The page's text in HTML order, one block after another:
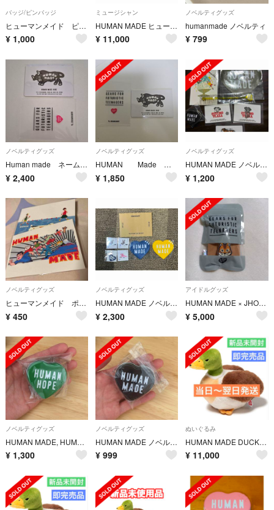
バッジ/ピンバッジ
ヒューマンメイド ピンバッジ
¥ 1,000
ミュージシャン
HUMAN MADE ヒューマンメード キャンバス ショルダーバッグ 赤 正規品
¥ 11,000
ノベルティグッズ
humanmade ノベルティ
¥ 799
ノベルティグッズ
Human made ネームカード
¥ 2,400
ノベルティグッズ
HUMAN Made マグネット
¥ 1,850
ノベルティグッズ
HUMAN MADE ノベルティ セット
¥ 1,200
ノベルティグッズ
ヒューマンメイド ポストカード
¥ 450
ノベルティグッズ
HUMAN MADE ノベルティグッズ 4点、KAWS UT3点セット
¥ 2,300
アイドルグッズ
HUMAN MADE × JHOPE HUMAN HOP RING ハート＆リス
¥ 5,000
ノベルティグッズ
HUMAN MADE, HUMAN HOPE J-HOPEノベルティ ハート型缶
¥ 1,300
ノベルティグッズ
HUMAN MADE ノベルティ ハート型缶 クリップ入り
¥ 999
ぬいぐるみ
HUMAN MADE DUCK STUFFED TOY カモ ぬいぐるみ
¥ 11,000